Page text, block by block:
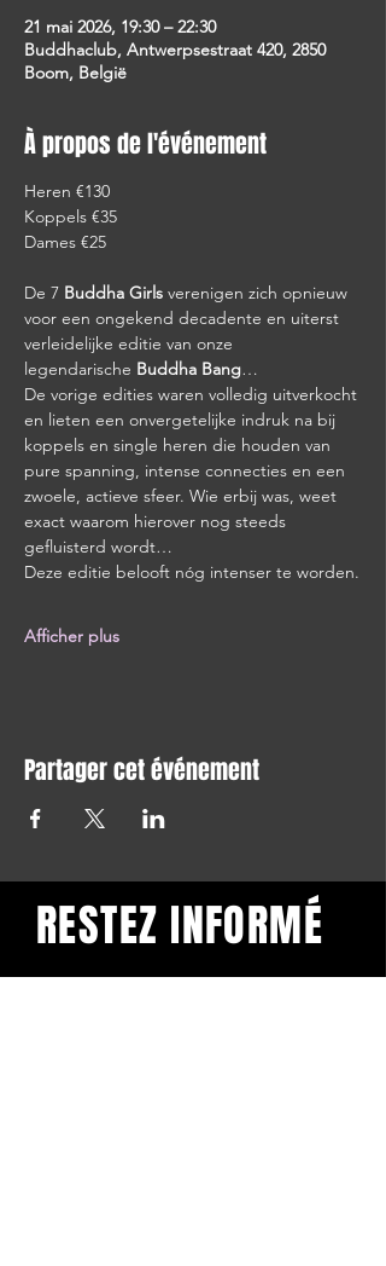
21 mai 2026, 19:30 – 22:30
Buddhaclub, Antwerpsestraat 420, 2850
Boom, België
À propos de l'événement
Heren €130
Koppels €35
Dames €25
De 7 Buddha Girls verenigen zich opnieuw
voor een ongekend decadente en uiterst
verleidelijke editie van onze
legendarische Buddha Bang…
De vorige edities waren volledig uitverkocht
en lieten een onvergetelijke indruk na bij
koppels en single heren die houden van
pure spanning, intense connecties en een
zwoele, actieve sfeer. Wie erbij was, weet
exact waarom hierover nog steeds
gefluisterd wordt…
Deze editie belooft nóg intenser te worden.
Afficher plus
Partager cet événement
RESTEZ INFORMÉ